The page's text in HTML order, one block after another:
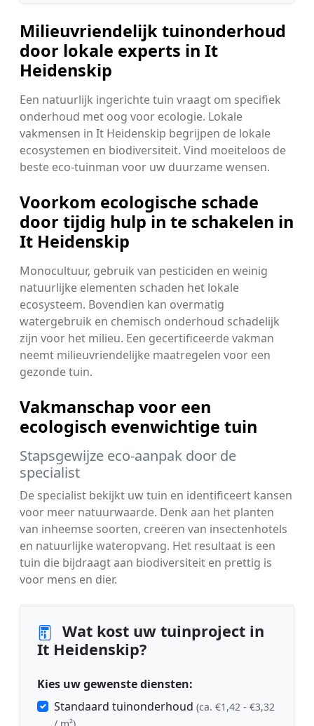
Milieuvriendelijk tuinonderhoud
door lokale experts in It
Heidenskip
Een natuurlijk ingerichte tuin vraagt om specifiek
onderhoud met oog voor ecologie. Lokale
vakmensen in It Heidenskip begrijpen de lokale
ecosystemen en biodiversiteit. Vind moeiteloos de
beste eco-tuinman voor uw duurzame wensen.
Voorkom ecologische schade
door tijdig hulp in te schakelen in
It Heidenskip
Monocultuur, gebruik van pesticiden en weinig
natuurlijke elementen schaden het lokale
ecosysteem. Bovendien kan overmatig
watergebruik en chemisch onderhoud schadelijk
zijn voor het milieu. Een gecertificeerde vakman
neemt milieuvriendelijke maatregelen voor een
gezonde tuin.
Vakmanschap voor een
ecologisch evenwichtige tuin
Stapsgewijze eco-aanpak door de
specialist
De specialist bekijkt uw tuin en identificeert kansen
voor meer natuurwaarde. Denk aan het planten
van inheemse soorten, creëren van insectenhotels
en natuurlijke wateropvang. Het resultaat is een
tuin die bijdraagt aan biodiversiteit en prettig is
voor mens en dier.
Wat kost uw tuinproject in
It Heidenskip?
Kies uw gewenste diensten:
Standaard tuinonderhoud (ca. €1,42 - €3,32